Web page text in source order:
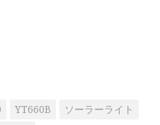
YT660B
ソーラーライト